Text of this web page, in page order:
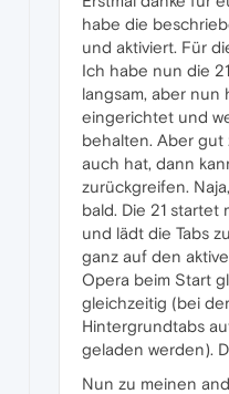
habe die
und aktiviert. Für
Ich habe nun die
langsam, aber nun
eingerichtet und
behalten. Aber gut
auch hat, dann
zurückgreifen.
bald. Die 21 startet
und lädt die Tabs
ganz auf den
Opera beim Start
gleichzeitig (bei
Hintergrundtabs
geladen werden).
Nun zu meinen